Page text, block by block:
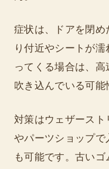
症状は、ドアを閉
り付近やシートが
ってくる場合は、
吹き込んでいる可能
対策はウェザース
やパーツショップで
も可能です。古い